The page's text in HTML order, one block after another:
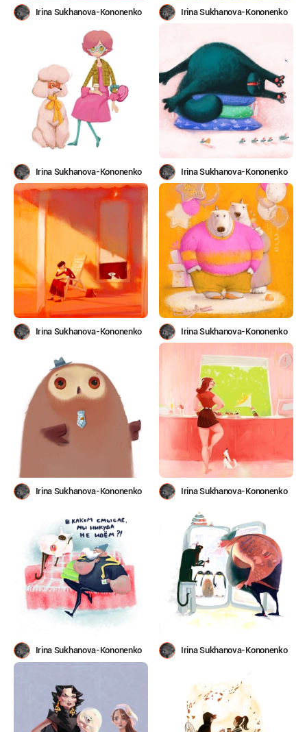
Irina Sukhanova-Kononenko Irina Sukhanova-Kononenko
Irina Sukhanova-Kononenko Irina Sukhanova-Kononenko
Irina Sukhanova-Kononenko Irina Sukhanova-Kononenko
Irina Sukhanova-Kononenko Irina Sukhanova-Kononenko
Irina Sukhanova-Kononenko Irina Sukhanova-Kononenko